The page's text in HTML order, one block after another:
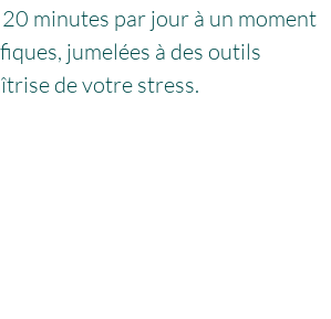
minutes par jour à un moment
jumelées à des outils
de votre stress.